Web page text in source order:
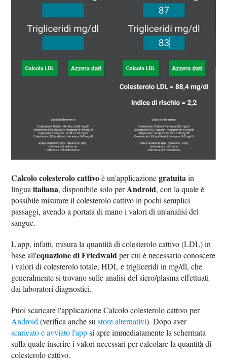
Calcolo colesterolo cattivoè un'applicazionegratuitain
linguaitaliana, disponibile solo perAndroid, con la quale è
possibile misurare il colesterolo cattivo in pochi semplici
passaggi, avendo a portata di mano i valori di un'analisi del
sangue.
L'app, infatti, misura la quantità di colesterolo cattivo (LDL) in
base all'equazione di Friedwaldper cui è necessario conoscere
i valori di colesterolo totale, HDL e trigliceridi in mg/dl, che
generalmente si trovano sulle analisi del siero/plasma effettuati
dai laboratori diagnostici.
Puoi scaricare l'applicazione Calcolo colesterolo cattivo per
Android(verifica anche sustore alternativi). Dopo aver
scaricato e avviato l'appsi apre immediatamente la schermata
sulla quale inserire i valori necessari per calcolare la quantità di
colesterolo cattivo.